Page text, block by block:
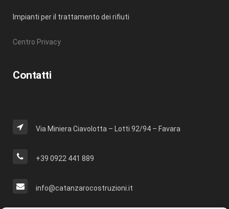
Impianti per il trattamento dei rifiuti
Centro Privacy
Contatti
Via Miniera Ciavolotta – Lotti 92/94 – Favara
+39 0922 441 889
info@catanzarocostruzioni.it